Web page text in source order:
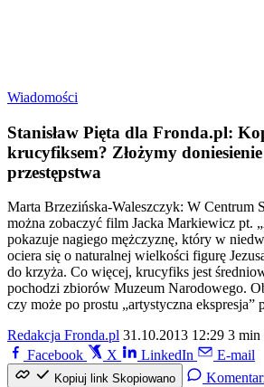
Wiadomości
Stanisław Pięta dla Fronda.pl:
krucyfiksem? Złożymy
przestępstwa
Marta Brzezińska-Waleszczyk: W Centrum
można zobaczyć film Jacka Markiewicz pt.
pokazuje nagiego mężczyznę, który w
ociera się o naturalnej wielkości figurę
do krzyża. Co więcej, krucyfiks jest
pochodzi zbiorów Muzeum Narodowego.
czy może po prostu „artystyczna ekspresja”
Redakcja Fronda.pl 31.10.2013 12:29 3 min
Facebook
X LinkedIn E-mail
Kopiuj link Skopiowano